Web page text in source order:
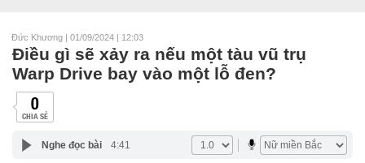
Đức Khương | 01/09/2024 | 12:03
Điều gì sẽ xảy ra nếu một tàu vũ trụ
Warp Drive bay vào một lỗ đen?
0
CHIA SẺ
Nghe đọc bài 4:41